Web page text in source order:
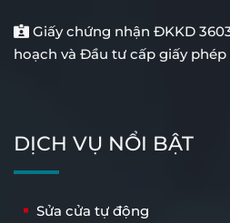
Cổng Tự Động Âm Sàn
Giấy chứng nhận ĐKKD
hoạch và Đầu tư cấp giấy phép
DỊCH VỤ NỔI BẬT
Sửa cửa tự động